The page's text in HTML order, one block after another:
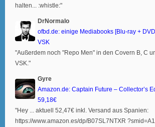
halten... :whistle:"
DrNormalo
ofbd.de: einige Mediabooks [Blu-ray +
VSK
"Außerdem noch "Repo Men" in den Covern B, C
VSK."
Gyre
Amazon.de: Captain Future – Collector’s
59,18€
"Hey ... aktuell 52,47€ inkl. Versand aus Spanien:
https://www.amazon.es/dp/B07SL7NTXR